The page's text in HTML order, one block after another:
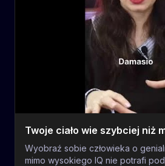
Twoje ciało wie szybciej niż
Wyobraź sobie człowieka o
mimo wysokiego IQ nie potrafi